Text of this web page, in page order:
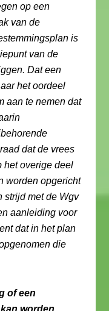
op een
van de
is
van de
Dat een
het oordeel
aan te nemen dat
dat de vrees
het overige deel
worden opgericht
strijd met de Wgv
aanleiding voor
dat in het plan
die
of een
worden